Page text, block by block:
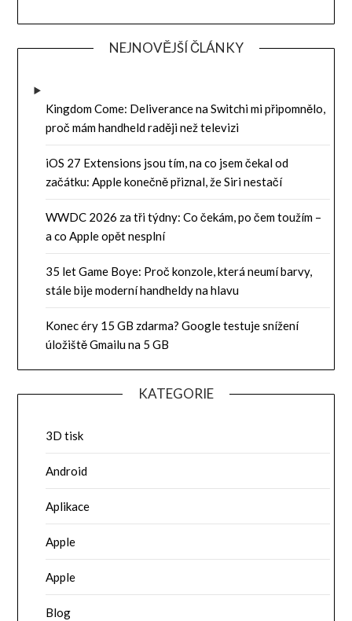
NEJNOVĚJŠÍ ČLÁNKY
Kingdom Come: Deliverance na Switchi mi připomnělo,
proč mám handheld raději než televizi
iOS 27 Extensions jsou tím, na co jsem čekal od
začátku: Apple konečně přiznal, že Siri nestačí
WWDC 2026 za tři týdny: Co čekám, po čem toužím –
a co Apple opět nesplní
35 let Game Boye: Proč konzole, která neumí barvy,
stále bije moderní handheldy na hlavu
Konec éry 15 GB zdarma? Google testuje snížení
úložiště Gmailu na 5 GB
KATEGORIE
3D tisk
Android
Aplikace
Apple
Apple
Blog